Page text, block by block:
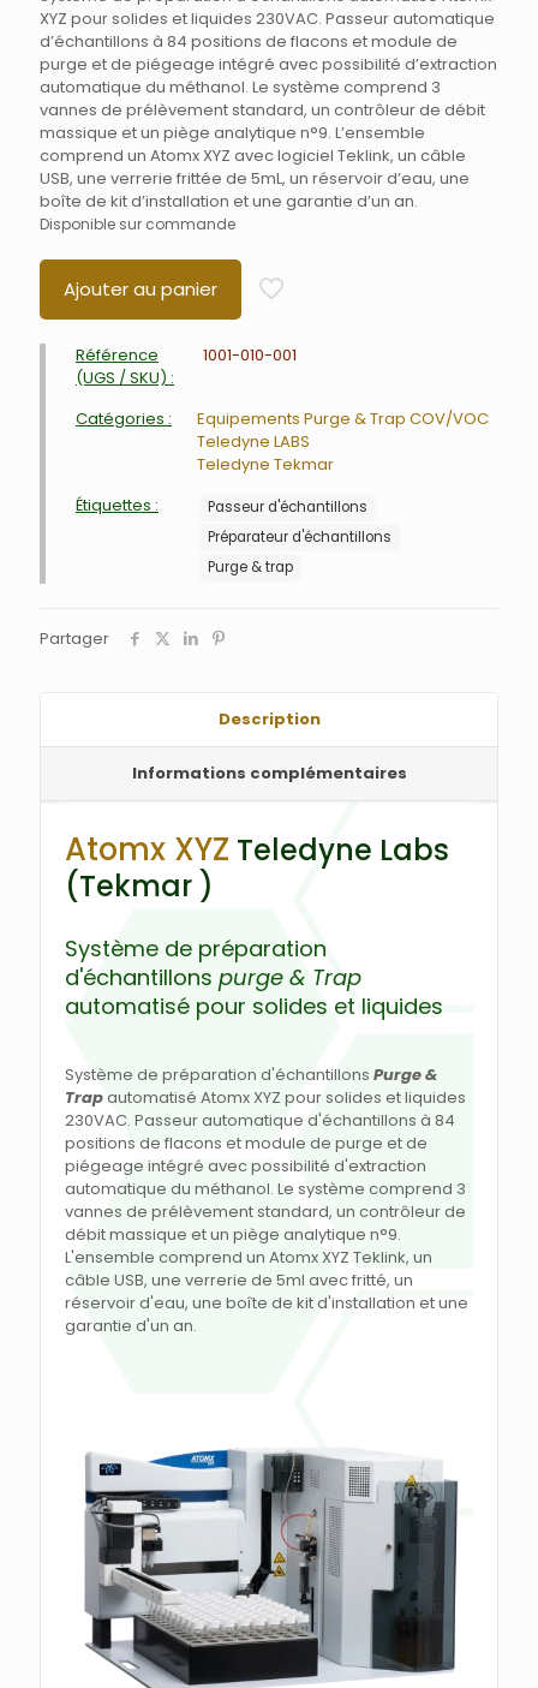
XYZ pour solides et liquides 230VAC. Passeur automatique
d’échantillons à 84 positions de flacons et module de
purge et de piégeage intégré avec possibilité d’extraction
automatique du méthanol. Le système comprend 3
vannes de prélèvement standard, un contrôleur de débit
massique et un piège analytique n°9. L’ensemble
comprend un Atomx XYZ avec logiciel Teklink, un câble
USB, une verrerie frittée de 5mL, un réservoir d’eau, une
boîte de kit d’installation et une garantie d’un an.
Disponible sur commande
Ajouter au panier
Référence
(UGS / SKU) :
1001-010-001
Catégories :
Equipements Purge & Trap COV/VOC
Teledyne LABS
Teledyne Tekmar
Étiquettes :
Passeur d'échantillons
Préparateur d'échantillons
Purge & trap
Partager
Description
Informations complémentaires
Atomx XYZ Teledyne Labs
(Tekmar )
Système de préparation
d'échantillons purge & Trap
automatisé pour solides et liquides
Système de préparation d'échantillons Purge &
Trapautomatisé Atomx XYZ pour solides et liquides
230VAC. Passeur automatique d'échantillons à 84
positions de flacons et module de purge et de
piégeage intégré avec possibilité d'extraction
automatique du méthanol. Le système comprend 3
vannes de prélèvement standard, un contrôleur de
débit massique et un piège analytique n°9.
L'ensemble comprend un Atomx XYZ Teklink, un
câble USB, une verrerie de 5ml avec fritté, un
réservoir d'eau, une boîte de kit d'installation et une
garantie d'un an.